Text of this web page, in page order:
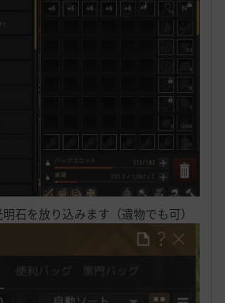
石を放り込みます（遺物でも可）